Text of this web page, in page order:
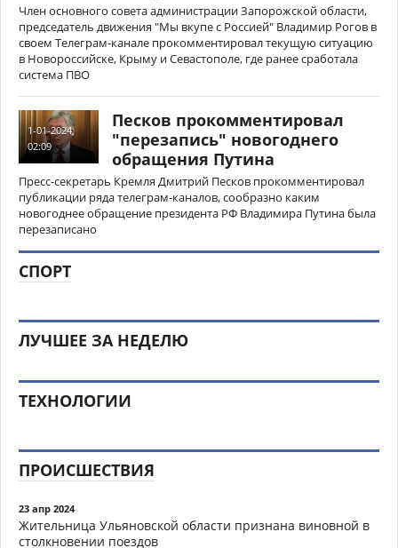
Член основного совета администрации Запорожской области,
председатель движения "Мы вкупе с Россией" Владимир Рогов в
своем Телеграм-канале прокомментировал текущую ситуацию
в Новороссийске, Крыму и Севастополе, где ранее сработала
система ПВО
1-01-2024,
02:09
Песков прокомментировал
"перезапись" новогоднего
обращения Путина
Пресс-секретарь Кремля Дмитрий Песков прокомментировал
публикации ряда телеграм-каналов, сообразно каким
новогоднее обращение президента РФ Владимира Путина была
перезаписано
СПОРТ
ЛУЧШЕЕ ЗА НЕДЕЛЮ
ТЕХНОЛОГИИ
ПРОИСШЕСТВИЯ
23 апр 2024
Жительница Ульяновской области признана виновной в
столкновении поездов